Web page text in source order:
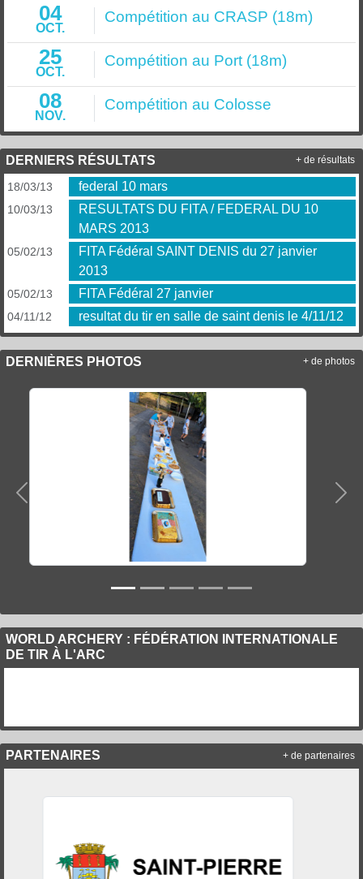
04
OCT.
Compétition au CRASP (18m)
25
OCT.
Compétition au Port (18m)
08
NOV.
Compétition au Colosse
DERNIERS RÉSULTATS
18/03/13 federal 10 mars
10/03/13
RESULTATS DU FITA / FEDERAL DU 10
MARS 2013
05/02/13
FITA Fédéral SAINT DENIS du 27 janvier
2013
05/02/13 FITA Fédéral 27 janvier
04/11/12 resultat du tir en salle de saint denis le 4/11/12
+ de résultats
DERNIÈRES PHOTOS
Précedent
+ de photos
WORLD ARCHERY : FÉDÉRATION INTERNATIONALE
DE TIR À L'ARC
PARTENAIRES + de partenaires